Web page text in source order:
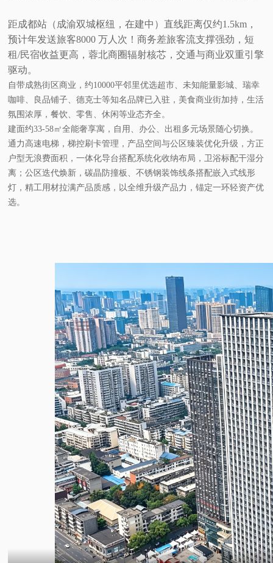
距成都站（成渝双城枢纽，在建中）直线距离仅约1.5km，
预计年发送旅客8000 万人次！商务差旅客流支撑强劲，短
租/民宿收益更高，蓉北商圈辐射核芯，交通与商业双重引擎
驱动。
自带成熟街 区商业，约10000平邻里优选超市、未知能量影城、瑞幸
咖啡、良品铺子、德克士等知名品牌已入驻，美食商业街加持，生活
氛围浓厚，餐饮、零售、休闲等业态齐全。
建面约33-58㎡全能奢享寓，自用、办公、出租多元场景随心切换。
通力高速电梯，梯控刷卡管理，产品空间与公区臻装优化升级，方正
户型无浪费面积，一体化导台搭配系统化收纳布局，卫浴标配干湿分
离；公区迭代焕新，碳晶防撞板、不锈钢装饰线条搭配嵌入式线形
灯，精工用材拉满产品质感，以全维升级产品力，锚定一环轻资产优
选。